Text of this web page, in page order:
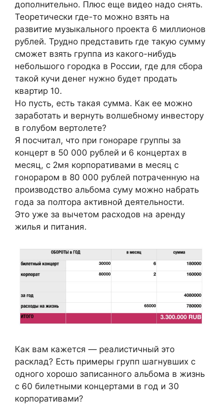
дополнительно. Плюс еще видео надо снять.
Теоретически где-то можно взять на
развитие музыкального проекта 6 миллионов
рублей. Трудно представить где такую сумму
сможет взять группа из какого-нибудь
небольшого городка в России, где для сбора
такой кучи денег нужно будет продать
квартир 10.
Но пусть, есть такая сумма. Как ее можно
заработать и вернуть волшебному инвестору
в голубом вертолете?
Я посчитал, что при гонораре группы за
концерт в 50 000 рублей и 6 концертах в
месяц, с 2мя корпоративами в месяц с
гонораром в 80 000 рублей потраченную на
производство альбома суму можно набрать
года за полтора активной деятельности.
Это уже за вычетом расходов на аренду
жилья и питания.
Как вам кажется — реалистичный это
расклад? Есть примеры групп шагнувших с
одного хорошо записанного альбома в жизнь
с 60 билетными концертами в год и 30
корпоративами?